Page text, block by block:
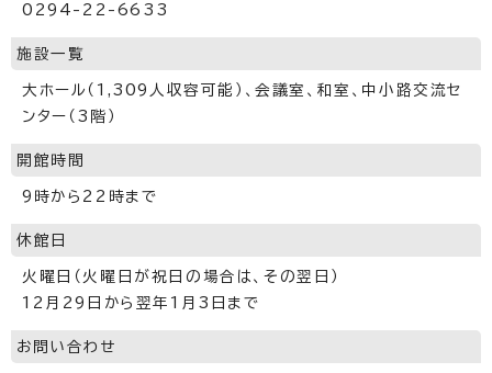
0294-22-6633
施設一覧
大ホール（1,309人収容可能）、会議室、和室、中小路交流セ
ンター（3階）
開館時間
9時から22時まで
休館日
火曜日（火曜日が祝日の場合は、その翌日）
12月29日から翌年1月3日まで
お問い合わせ